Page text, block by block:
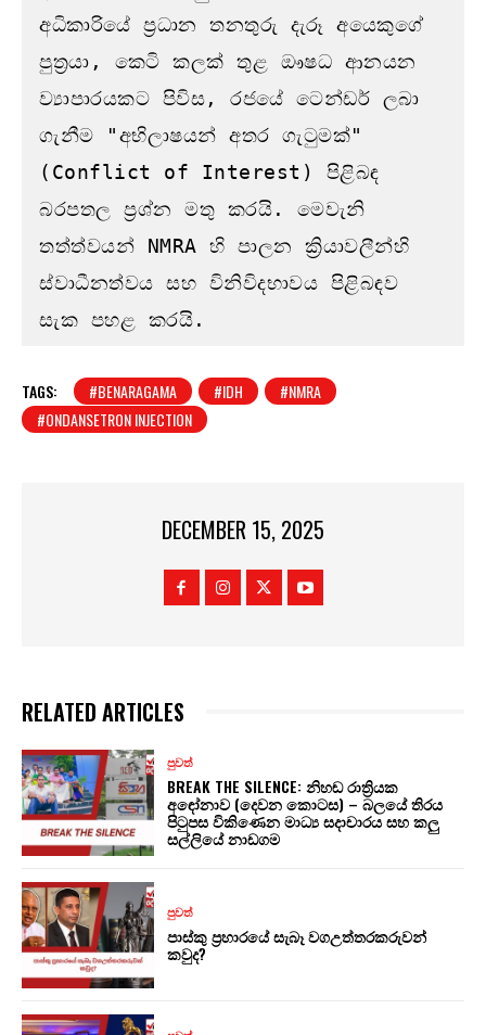
අධිකාරියේ ප්‍රධාන තනතුරු දැරූ අයෙකුගේ
පුත්‍රයා, කෙටි කලක් තුළ ඖෂධ ආනයන
ව්‍යාපාරයකට පිවිස, රජයේ ටෙන්ඩර් ලබා
ගැනීම "අභිලාෂයන් අතර ගැටුමක්"
(Conflict of Interest) පිළිබඳ
බරපතල ප්‍රශ්න මතු කරයි. මෙවැනි
තත්ත්වයන් NMRA හි පාලන ක්‍රියාවලීන්හි
ස්වාධීනත්වය සහ විනිවිදභාවය පිළිබඳව
සැක පහළ කරයි.
TAGS: #BENARAGAMA #IDH
#NMRA
#ONDANSETRON INJECTION
DECEMBER 15, 2025
RELATED ARTICLES
පුවත්
BREAK THE SILENCE: නිහඬ රාත්‍රියක
අඳෝනාව (දෙවන කොටස) – බලයේ තිරය
පිටුපස විකිණෙන මාධ්‍ය සදාචාරය සහ කලු
සල්ලියේ නාඩගම
පුවත්
පාස්කු ප්‍රහාරයේ සැබෑ වගඋත්තරකරුවන්
කවුද?